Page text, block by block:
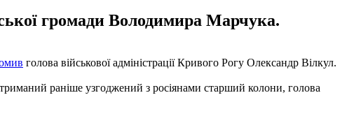
громади Володимира Марчука.
голова військової адміністрації Кривого Рогу Олександр Вілкул.
раніше узгоджений з росіянами старший колони, голова